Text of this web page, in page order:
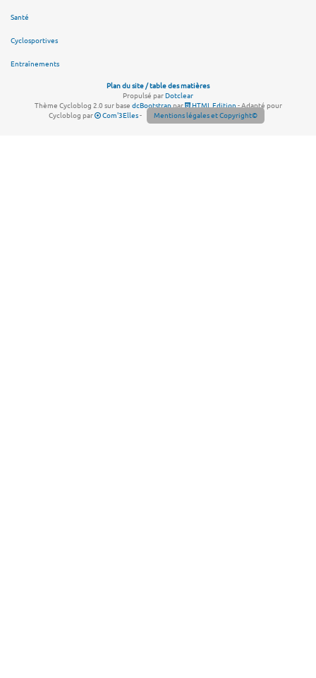
Santé
Cyclosportives
Entraînements
Plan du site / table des matières
Propulsé parDotclear
Thème Cycloblog 2.0 sur base dcBootstrappar HTML Edition- Adapté pour
Cycloblog par
Com'3Elles- Mentions légales et Copyright©